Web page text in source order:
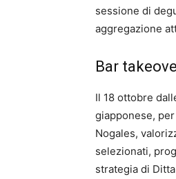
sessione di
aggregazione
Bar
Il 18 ottobre
giapponese,
Nogales,
selezionati,
strategia di